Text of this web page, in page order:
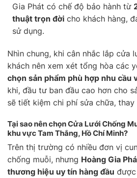
Gia Phát có chế độ bảo hành từ
thuật trọn đời cho khách hàng,
sử dụng.
Nhìn chung, khi cân nhắc lắp cửa
khách nên xem xét tổng hòa các
chọn sản phẩm phù hợp nhu cầu
khi, đầu tư ban đầu cao hơn cho
sẽ tiết kiệm chi phí sửa chữa, thay
Tại sao nên chọn Cửa Lưới Chống
khu vực Tam Thắng, Hồ Chí Minh?
Trên thị trường có nhiều đơn vị
chống muỗi, nhưng Hoàng Gia
thương hiệu uy tín hàng đầu